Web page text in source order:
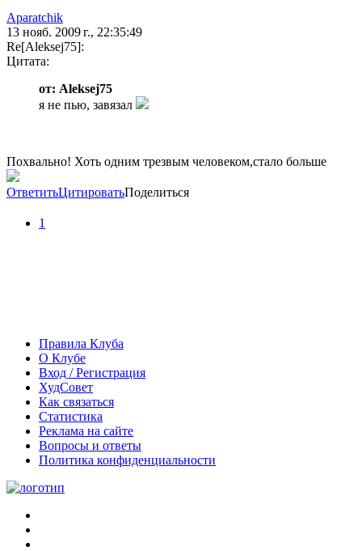
Aparatchik
13 нояб. 2009 г., 22:35:49
Re[Aleksej75]:
Цитата:
от: Aleksej75
я не пью, завязал
Похвально! Хоть одним трезвым человеком,стало больше
ОтветитьЦитироватьПоделиться
1
Правила Клуба
О Клубе
Вход / Регистрация
ХудСовет
Как связаться
Статистика
Реклама на сайте
Вопросы и ответы
Политика конфиденциальности